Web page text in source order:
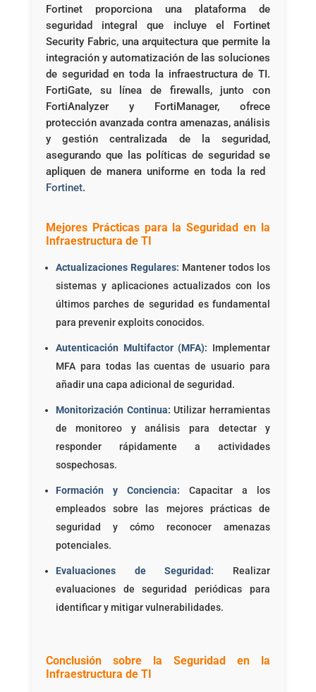
Fortinet proporciona una plataforma de
seguridad integral que incluye el Fortinet
Security Fabric, una arquitectura que permite la
integración y automatización de las soluciones
de seguridad en toda la infraestructura de TI.
FortiGate, su línea de firewalls, junto con
FortiAnalyzer y FortiManager, ofrece
protección avanzada contra amenazas, análisis
y gestión centralizada de la seguridad,
asegurando que las políticas de seguridad se
apliquen de manera uniforme en toda la red ​
Fortinet​.
Mejores Prácticas para la Seguridad en la
Infraestructura de TI
Actualizaciones Regulares: Mantener todos los
sistemas y aplicaciones actualizados con los
últimos parches de seguridad es fundamental
para prevenir exploits conocidos.
Autenticación Multifactor (MFA): Implementar
MFA para todas las cuentas de usuario para
añadir una capa adicional de seguridad.
Monitorización Continua: Utilizar herramientas
de monitoreo y análisis para detectar y
responder rápidamente a actividades
sospechosas.
Formación y Conciencia: Capacitar a los
empleados sobre las mejores prácticas de
seguridad y cómo reconocer amenazas
potenciales.
Evaluaciones de Seguridad: Realizar
evaluaciones de seguridad periódicas para
identificar y mitigar vulnerabilidades.
Conclusión sobre la Seguridad en la
Infraestructura de TI